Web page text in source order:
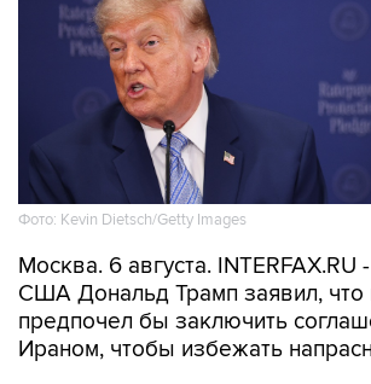
Фото: Kevin Dietsch/Getty Images
Москва. 6 августа.
США Дональд Трамп заявил,
предпочел бы заключить
Ираном, чтобы избежать